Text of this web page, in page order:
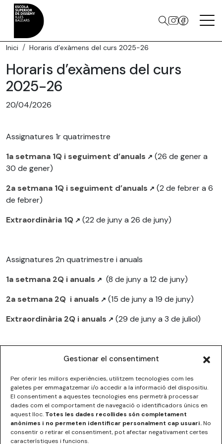
Gestionar el consentiment
Per oferir les millors experiències, utilitzem tecnologies com les
galetes per emmagatzemar i/o accedir a la informació del dispositiu.
El consentiment a aquestes tecnologies ens permetrà processar
dades com el comportament de navegació o identificadors únics en
aquest lloc. Totes les dades recollides són completament
anònimes i no permeten identificar personalment cap usuari.No
consentir o retirar el consentiment, pot afectar negativament certes
característiques i funcions.
Inici Horaris d’exàmens del curs 2025-26
Horaris d’exàmens del curs
2025-26
20/04/2026
Assignatures 1r quatrimestre
1a setmana 1Q i seguiment d’anuals
(26 de gener a
30 de gener)
2a setmana 1Q i seguiment d’anuals
(2 de febrer a 6
de febrer)
Extraordinària 1Q
(22 de juny a 26 de juny)
Assignatures 2n quatrimestre i anuals
1a setmana 2Q i anuals
(8 de juny a 12 de juny)
2a setmana 2Q i anuals
(15 de juny a 19 de juny)
Extraordinària 2Q i anuals (29 de juny a 3 de juliol)
ESCOLA SUPERIOR DE DISSENY DE LES ILLES BALEARS
C/Institut Balear nº5
07012 Palma, Illes Balears
Tel.+34 971 290000